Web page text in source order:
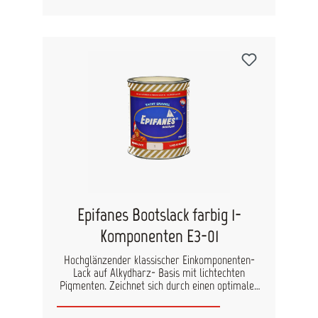
von bestehenden Ein- oder Zweikomponenten
Verdünner:Pinsel: Epifanes Farbverdünner /
Spritze: Epifanes 1-K Spritzverdünner
Überstreichbarkeit:Nach 24 Stunden bei 18°C.
Ergiebigkeit:1 Ltr auf 15 m2 = 40 µm
Trockenschichtdicke
Epifanes Bootslack farbig 1-
Komponenten E3-01
Hochglänzender klassischer Einkomponenten-
Lack auf Alkydharz- Basis mit lichtechten
Pigmenten. Zeichnet sich durch einen optimalen
und gute Witterungsbeständigkeit aus.